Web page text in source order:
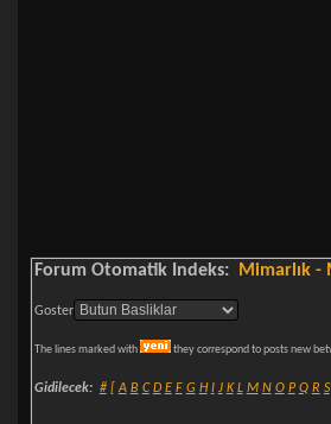
Forum Otomatik Indeks: Mimarlık -
Goster
The lines marked with they correspond to posts new
Gidilecek: # [ A B C D E F G H I J K L M N O P Q R S